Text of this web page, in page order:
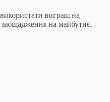
виграш на
заощадження на майбутнє.